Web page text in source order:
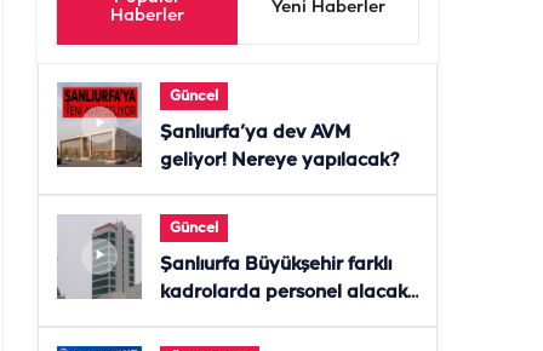
Haberler
Yeni Haberler
Güncel
Şanlıurfa’ya dev AVM
geliyor! Nereye yapılacak?
Güncel
Şanlıurfa Büyükşehir farklı
kadrolarda personel alacak!
Başvurular başladı